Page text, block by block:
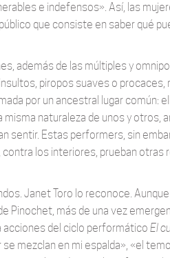
e indefensos». Así, las
que consiste en saber qué
además de las múltiples y
piropos suaves o procaces,
por un ancestral lugar común:
naturaleza de unos y otros,
sentir. Estas performers, sin
los interiores, prueban otras
Janet Toro lo reconoce.
Pinochet, más de una vez
acciones del ciclo performático El
mezclan en mi espalda», «el